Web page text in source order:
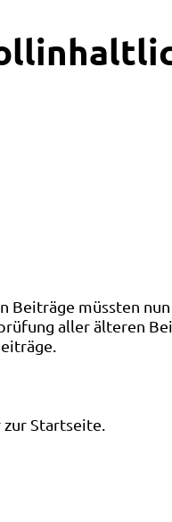
müssten
aller älteren
Startseite.